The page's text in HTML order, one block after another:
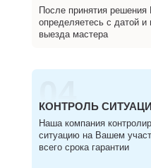
После принятия решения
определяетесь с датой и
выезда мастера
04
КОНТРОЛЬ
Наша компания
ситуацию на Вашем
всего срока гарантии